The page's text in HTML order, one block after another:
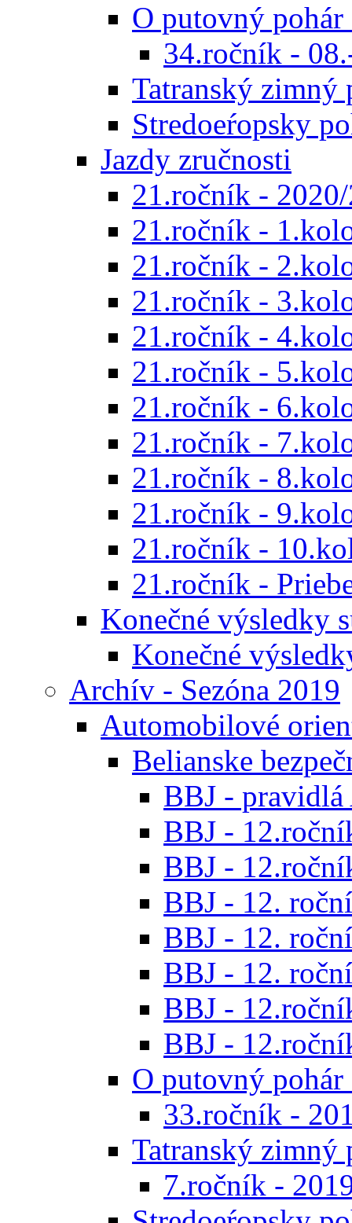
O putovný
34.ročník -
Tatranský zimný
Stredoeŕopsky
Jazdy zručnosti
21.ročník -
21.ročník -
21.ročník -
21.ročník -
21.ročník -
21.ročník -
21.ročník -
21.ročník -
21.ročník -
21.ročník -
21.ročník -
21.ročník -
Konečné výsledky
Konečné
Archív - Sezóna 2019
Automobilové
Belianske
BBJ - pravidlá
BBJ -
BBJ -
BBJ - 12.
BBJ - 12.
BBJ - 12.
BBJ -
BBJ -
O putovný
33.ročník -
Tatranský zimný
7.ročník -